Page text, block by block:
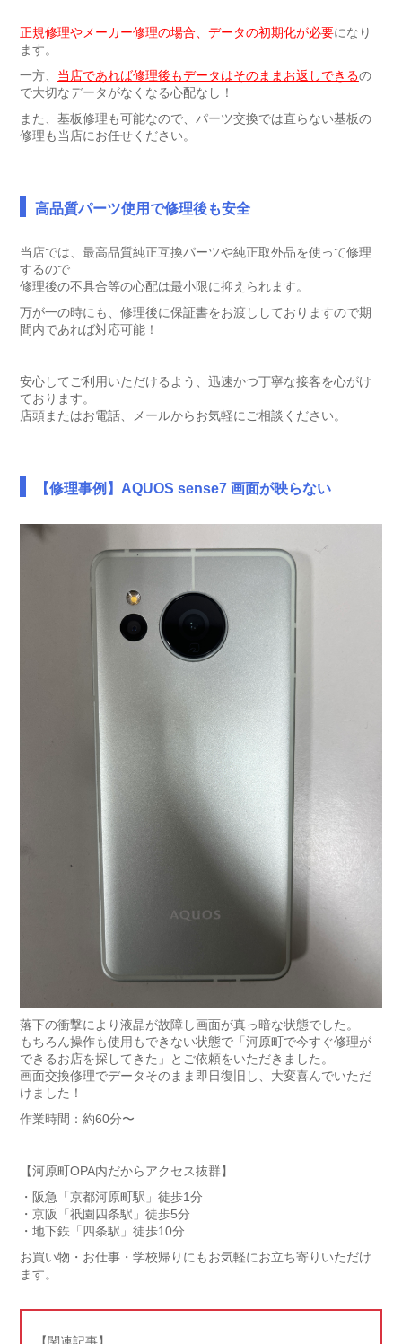
正規修理やメーカー修理の場合、データの初期化が必要になり
ます。
一方、 当店であれば修理後もデータはそのままお返しできるの
で大切なデータがなくなる心配なし！
また、基板修理も可能なので、パーツ交換では直らない基板の
修理も当店にお任せください。
高品質パーツ使用で修理後も安全
当店では、最高品質純正互換パーツや純正取外品を使って修理
するので
修理後の不具合等の心配は最小限に抑えられます。
万が一の時にも、修理後に保証書をお渡ししておりますので期
間内であれば対応可能！
安心してご利用いただけるよう、迅速かつ丁寧な接客を心がけ
ております。
店頭またはお電話、メールからお気軽にご相談ください。
【修理事例】AQUOS sense7 画面が映らない
落下の衝撃により液晶が故障し画面が真っ暗な状態でした。
もちろん操作も使用もできない状態で「河原町で今すぐ修理が
できるお店を探してきた」とご依頼をいただきました。
画面交換修理でデータそのまま即日復旧し、大変喜んでいただ
けました！
作業時間：約60分〜
【河原町OPA内だからアクセス抜群】
・阪急「京都河原町駅」徒歩1分
・京阪「祇園四条駅」徒歩5分
・地下鉄「四条駅」徒歩10分
お買い物・お仕事・学校帰りにもお気軽にお立ち寄りいただけ
ます。
【関連記事】